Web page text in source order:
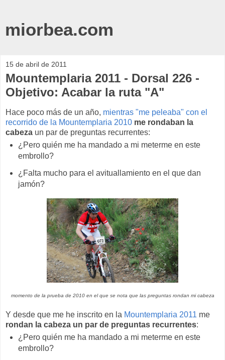
miorbea.com
15 de abril de 2011
Mountemplaria 2011 - Dorsal 226 -
Objetivo: Acabar la ruta "A"
Hace poco más de un año, mientras "me peleaba" con el
recorrido de la Mountemplaria 2010 me rondaban la
cabeza un par de preguntas recurrentes:
¿Pero quién me ha mandado a mi meterme en este
embrollo?
¿Falta mucho para el avituallamiento en el que dan
jamón?
momento de la prueba de 2010 en el que se nota que las preguntas rondan mi cabeza
Y desde que me he inscrito en la Mountemplaria 2011 me
rondan la cabeza un par de preguntas recurrentes:
¿Pero quién me ha mandado a mi meterme en este
embrollo?